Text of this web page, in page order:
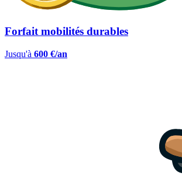
Forfait mobilités durables
Jusqu'à 600 €/an